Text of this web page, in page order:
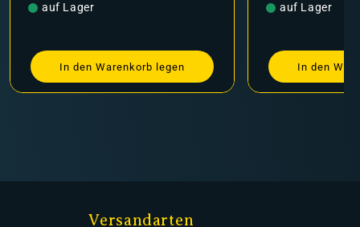
Preis
auf Lager
In den Warenkorb legen
Preis
auf Lager
In den
Versandarten